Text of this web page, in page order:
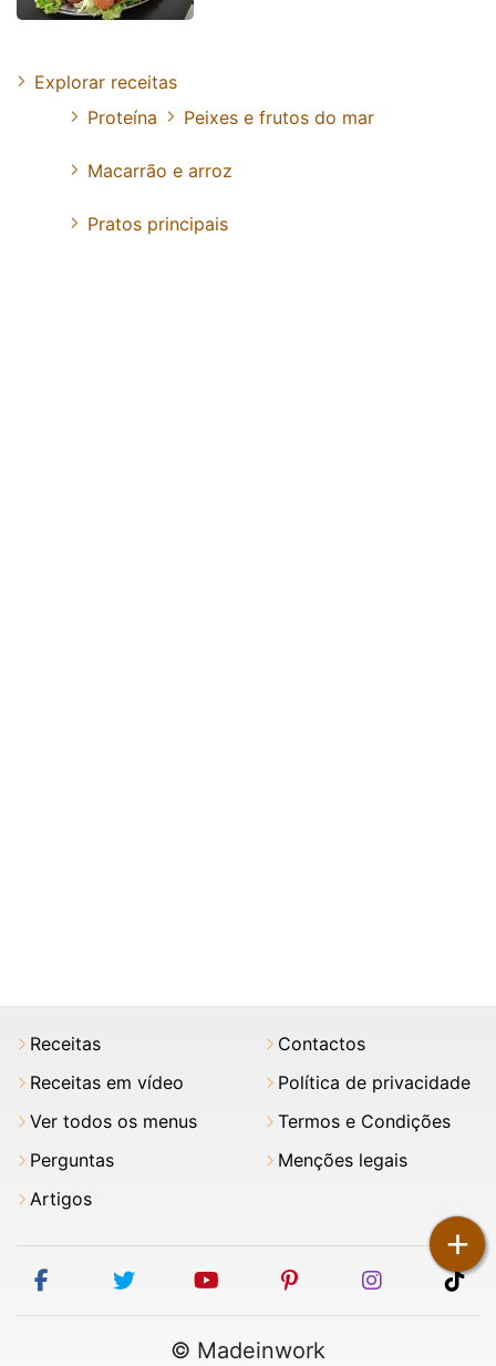
+
Explorar receitas
Proteína
Peixes e frutos do mar
Macarrão e arroz
Pratos principais
Receitas
Receitas em vídeo
Ver todos os menus
Perguntas
Artigos
Contactos
Política de privacidade
Termos e Condições
Menções legais
facebooktwitter youtubepinterestinstagram
© Madeinwork